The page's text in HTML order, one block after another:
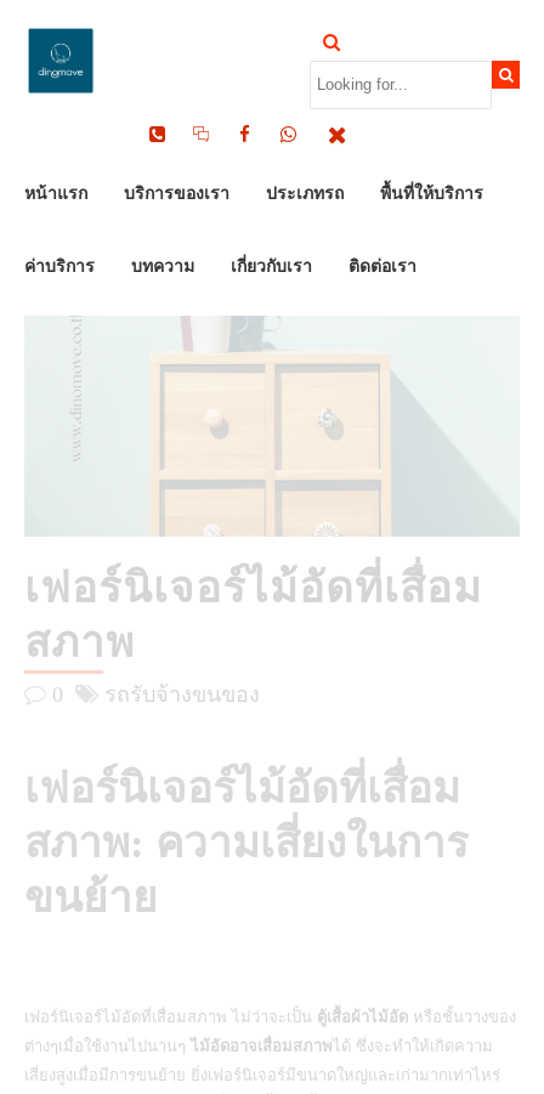
หน้าแรก บริการของเรา ประเภทรถ พื้นที่ให้บริการ
ค่าบริการ บทความ เกี่ยวกับเรา ติดต่อเรา
เฟอร์นิเจอร์ไม้อัดที่เสื่อม
สภาพ
0 รถรับจ้างขนของ
เฟอร์นิเจอร์ไม้อัดที่เสื่อม
สภาพ: ความเสี่ยงในการ
ขนย้าย
เฟอร์นิเจอร์ไม้อัดที่เสื่อมสภาพ ไม่ว่าจะเป็น ตู้เสื้อผ้าไม้อัด หรือชั้นวางของ
ต่างๆเมื่อใช้งานไปนานๆ ไม้อัดอาจเสื่อมสภาพได้ ซึ่งจะทำให้เกิดความ
เสี่ยงสูงเมื่อมีการขนย้าย ยิ่งเฟอร์นิเจอร์มีขนาดใหญ่และเก่ามากเท่าไหร่